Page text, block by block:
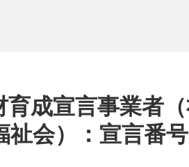
育成宣言事業者
祉会）：宣言番